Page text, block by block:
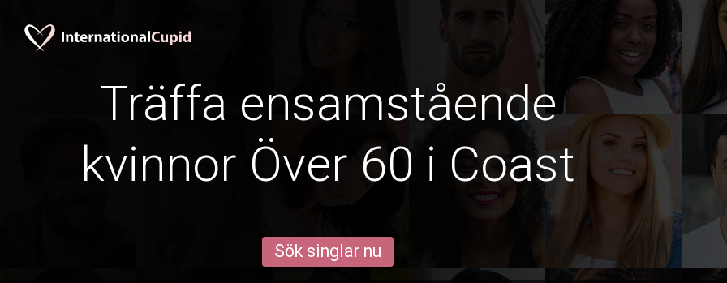
Träffa ensamstående
kvinnor Över 60 i Coast
Sök singlar nu